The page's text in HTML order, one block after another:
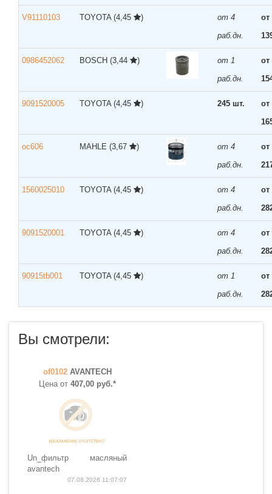
V91110103 TOYOTA (4,45 )
от 4
раб.дн.
от
0986452062 BOSCH (3,44 )
от 1
раб.дн.
от
9091520005 TOYOTA (4,45 ) 245 шт.
от
oc606 MAHLE (3,67 )
от 4
раб.дн.
от
1560025010 TOYOTA (4,45 )
от 4
раб.дн.
от
9091520001 TOYOTA (4,45 )
от 4
раб.дн.
от
90915tb001 TOYOTA (4,45 )
от 1
раб.дн.
от
Вы смотрели:
of0102 AVANTECH
Цена от 407,00 руб.*
Un_фильтр масляный
avantech
07.08.2026 11:07:07